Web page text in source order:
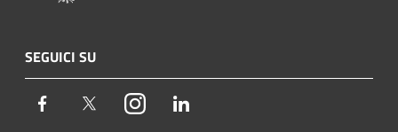
SEGUICI SU
Facebook TwitterInstagram